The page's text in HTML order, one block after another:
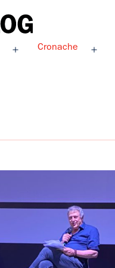
Apri
Cronache
Apri